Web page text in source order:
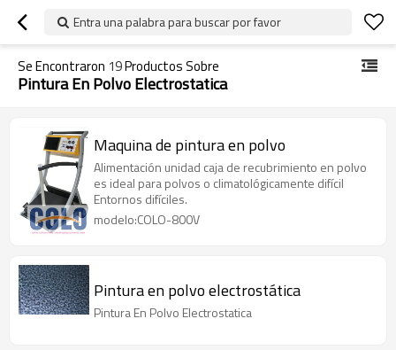
Entra una palabra para buscar por favor
Se Encontraron 19Productos Sobre
Pintura En Polvo Electrostatica
Maquina de pintura en polvo
Alimentación unidad caja de recubrimiento en polvo
es ideal para polvos o climatológicamente difícil
Entornos difíciles.
modelo:COLO-800V
Pintura en polvo electrostática
Pintura En Polvo Electrostatica